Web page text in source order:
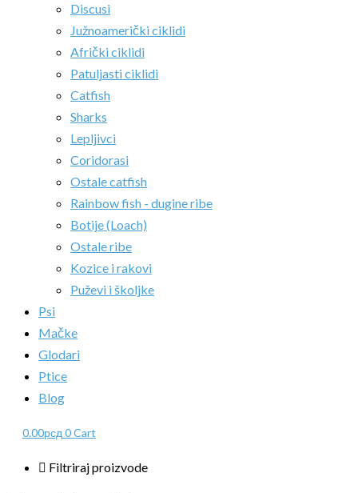
Discusi
Južnoamerički ciklidi
Afrički ciklidi
Patuljasti ciklidi
Catfish
Sharks
Lepljivci
Coridorasi
Ostale catfish
Rainbow fish - dugine ribe
Botije (Loach)
Ostale ribe
Kozice i rakovi
Puževi i školjke
Psi
Mačke
Glodari
Ptice
Blog
0.00рсд 0Cart
Filtriraj proizvode